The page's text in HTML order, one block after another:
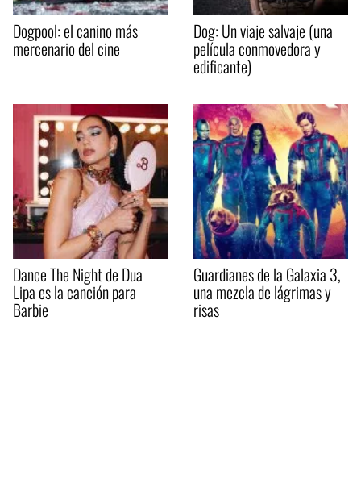
Dogpool: el canino más
mercenario del cine
Dog: Un viaje salvaje (una
película conmovedora y
edificante)
Dance The Night de Dua
Lipa es la canción para
Barbie
Guardianes de la Galaxia 3,
una mezcla de lágrimas y
risas